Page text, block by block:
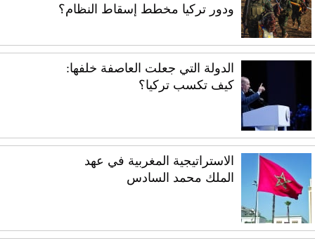
ودور تركيا مخطط إسقاط النظام؟
الدولة التي جعلت العاصفة خلفها:
كيف تكسب تركيا؟
الاستراتيجية المغربية في عهد
الملك محمد السادس